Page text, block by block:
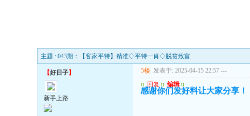
主题 : 043期：【客家平特】精准◇平特一肖◇脱贫致富..
【好日子】
新手上路
5楼 发表于: 2025-04-15 22:57 ---
u 回复 u 编辑 u
感谢你们发好料让大家分享！